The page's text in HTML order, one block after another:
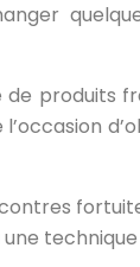
produits